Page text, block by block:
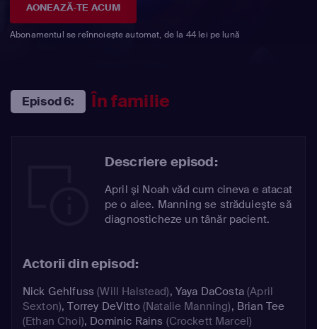
AONEAZĂ-TE ACUM
Abonamentul se reînnoiește automat, de la 44 lei pe lună
Episod 6: În familie
Descriere episod:
April şi Noah văd cum cineva e atacat
pe o alee. Manning se străduieşte să
diagnosticheze un tânăr pacient.
Actorii din episod:
Nick Gehlfuss (Will Halstead), Yaya DaCosta(April
Sexton),Torrey DeVitto(Natalie Manning), Brian Tee
(Ethan Choi), Dominic Rains (Crockett Marcel)